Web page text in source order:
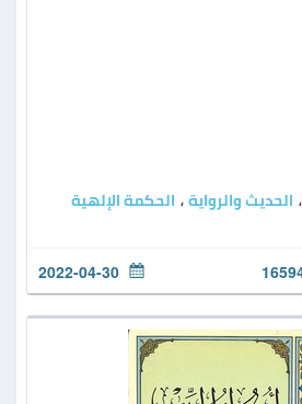
، الحديث والرواية ، الحكمة الإلهية
2022-04-30